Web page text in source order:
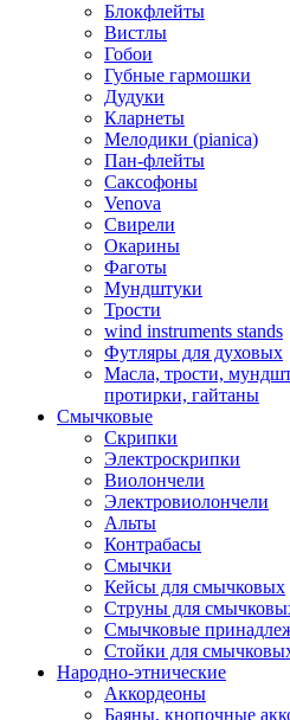
Блокфлейты
Вистлы
Гобои
Губные гармошки
Дудуки
Кларнеты
Мелодики (pianica)
Пан-флейты
Саксофоны
Venova
Свирели
Окарины
Фаготы
Мундштуки
Трости
wind instruments stands
Футляры для духовых
Масла, трости,
протирки, гайтаны
Смычковые
Скрипки
Электроскрипки
Виолончели
Электровиолончели
Альты
Контрабасы
Смычки
Кейсы для смычковых
Струны для
Смычковые
Стойки для
Народно-этнические
Аккордеоны
Баяны, кнопочные